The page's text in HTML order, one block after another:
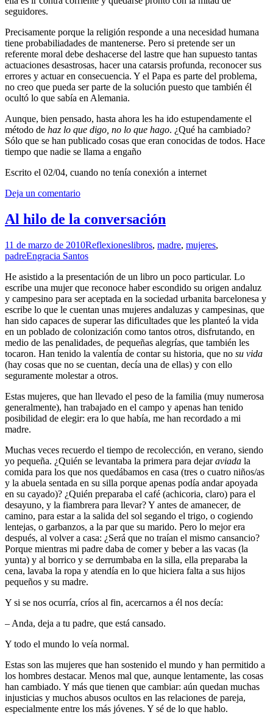
seguidores.
Precisamente porque la religión responde a una necesidad humana
tiene probabiliadades de mantenerse. Pero si pretende ser un
referente moral debe deshacerse del lastre que han supuesto tantas
actuaciones desastrosas, hacer una catarsis profunda, reconocer sus
errores y actuar en consecuencia. Y el Papa es parte del problema,
no creo que pueda ser parte de la solución puesto que también él
ocultó lo que sabía en Alemania.
Aunque, bien pensado, hasta ahora les ha ido estupendamente el
método de haz lo que digo, no lo que hago. ¿Qué ha cambiado?
Sólo que se han publicado cosas que eran conocidas de todos. Hace
tiempo que nadie se llama a engaño
Escrito el 02/04, cuando no tenía conexión a internet
Deja un comentario
Al hilo de la conversación
11 de marzo de 2010Reflexioneslibros, madre, mujeres,
padreEngracia Santos
He asistido a la presentación de un libro un poco particular. Lo
escribe una mujer que reconoce haber escondido su origen andaluz
y campesino para ser aceptada en la sociedad urbanita barcelonesa y
escribe lo que le cuentan unas mujeres andaluzas y campesinas, que
han sido capaces de superar las dificultades que les planteó la vida
en un poblado de colonización como tantos otros, disfrutando, en
medio de las penalidades, de pequeñas alegrías, que también les
tocaron. Han tenido la valentía de contar su historia, que no su vida
(hay cosas que no se cuentan, decía una de ellas) y con ello
seguramente molestar a otros.
Estas mujeres, que han llevado el peso de la familia (muy numerosa
generalmente), han trabajado en el campo y apenas han tenido
posibilidad de elegir: era lo que había, me han recordado a mi
madre.
Muchas veces recuerdo el tiempo de recolección, en verano, siendo
yo pequeña. ¿Quién se levantaba la primera para dejaraviada la
comida para los que nos quedábamos en casa (tres o cuatro niños/as
y la abuela sentada en su silla porque apenas podía andar apoyada
en su cayado)? ¿Quién preparaba el café (achicoria, claro) para el
desayuno, y la fiambrera para llevar? Y antes de amanecer, de
camino, para estar a la salida del sol segando el trigo, o cogiendo
lentejas, o garbanzos, a la par que su marido. Pero lo mejor era
después, al volver a casa: ¿Será que no traían el mismo cansancio?
Porque mientras mi padre daba de comer y beber a las vacas (la
yunta) y al borrico y se derrumbaba en la silla, ella preparaba la
cena, lavaba la ropa y atendía en lo que hiciera falta a sus hijos
pequeños y su madre.
Y si se nos ocurría, críos al fin, acercarnos a él nos decía:
– Anda, deja a tu padre, que está cansado.
Y todo el mundo lo veía normal.
Estas son las mujeres que han sostenido el mundo y han permitido a
los hombres destacar. Menos mal que, aunque lentamente, las cosas
han cambiado. Y más que tienen que cambiar: aún quedan muchas
injusticias y muchos abusos ocultos en las relaciones de pareja,
especialmente entre los más jóvenes. Y sé de lo que hablo.